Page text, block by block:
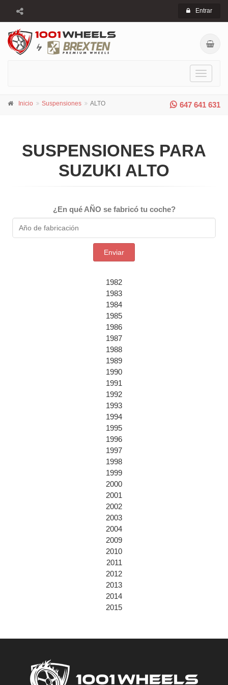
Entrar
Toggle
647 641 631
Inicio Suspensiones ALTO
SUSPENSIONES PARA
SUZUKI ALTO
¿En qué AÑO se fabricó tu coche?
Enviar
1982
1983
1984
1985
1986
1987
1988
1989
1990
1991
1992
1993
1994
1995
1996
1997
1998
1999
2000
2001
2002
2003
2004
2009
2010
2011
2012
2013
2014
2015